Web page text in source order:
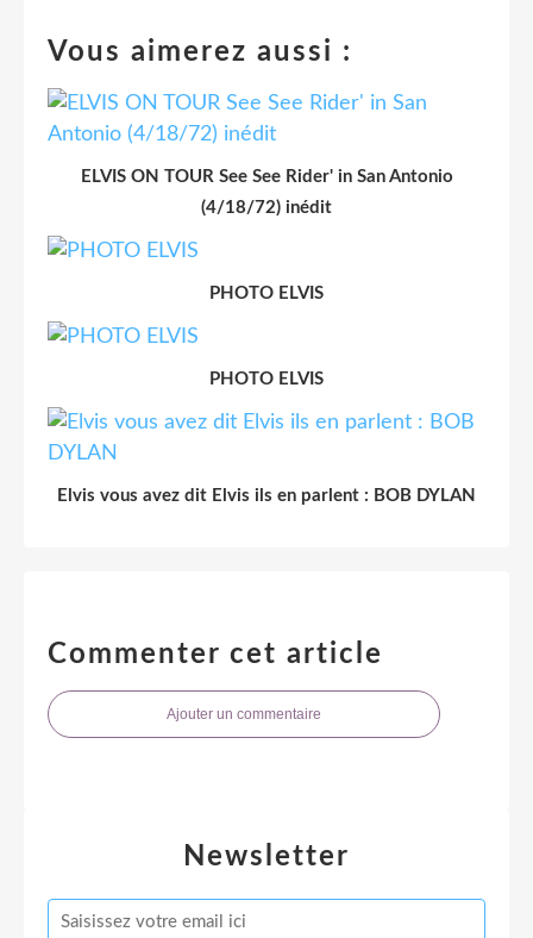
Vous aimerez aussi :
ELVIS ON TOUR See See Rider' in San Antonio
(4/18/72) inédit
PHOTO ELVIS
PHOTO ELVIS
Elvis vous avez dit Elvis ils en parlent : BOB DYLAN
Commenter cet article
Ajouter un commentaire
Newsletter